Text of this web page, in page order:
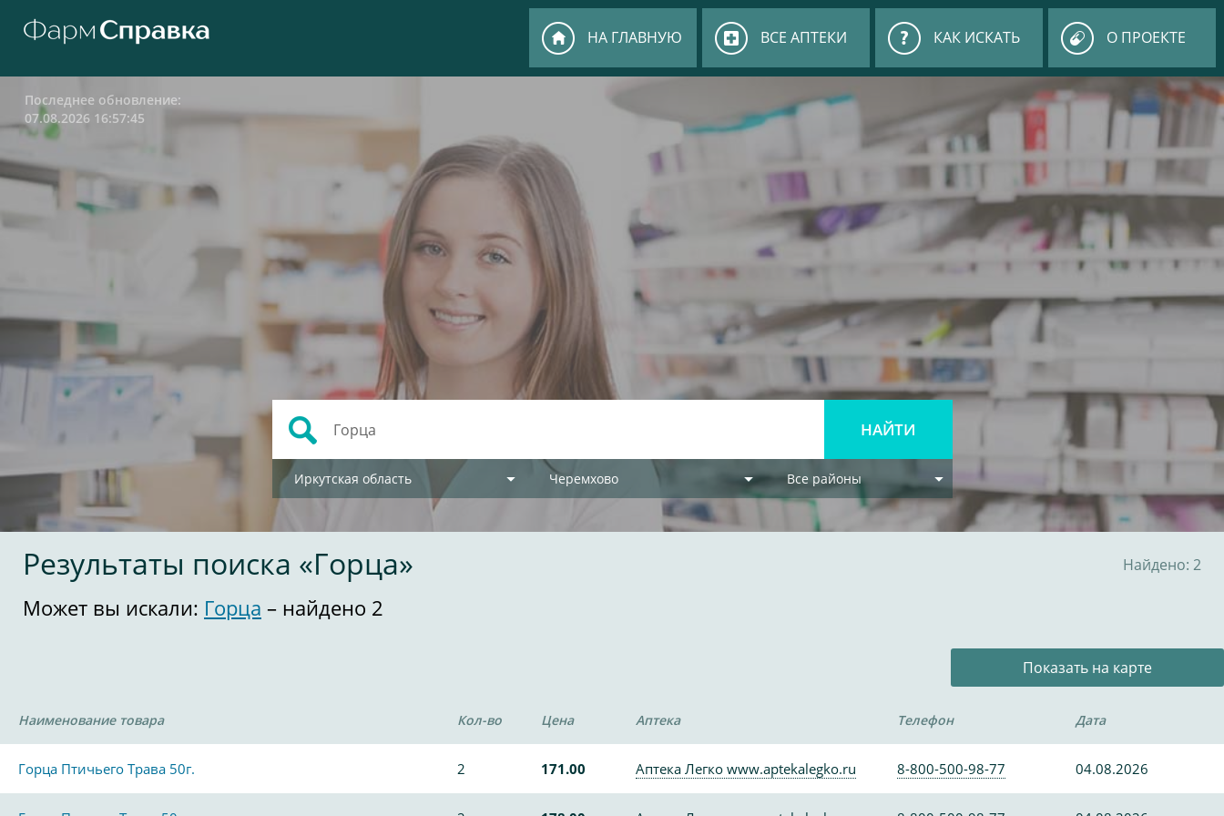
НА ГЛАВНУЮ ВСЕ АПТЕКИ КАК ИСКАТЬ О ПРОЕКТЕ
Последнее обновление:
07.08.2026 16:57:45
Иркутская область Черемхово Все районы
Результаты поиска «Горца» Найдено: 2
Может вы искали: Горца – найдено 2
Показать на карте
Наименование товара Кол-во Цена Аптека Телефон Дата
Горца Птичьего Трава 50г. 2 171.00 Аптека Легко www.aptekalegko.ru 8-800-500-98-77 04.08.2026